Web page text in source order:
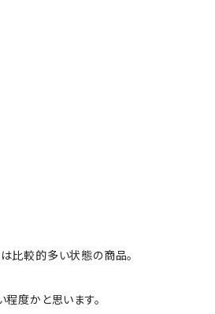
比較的多い状態の商品。
度かと思います。